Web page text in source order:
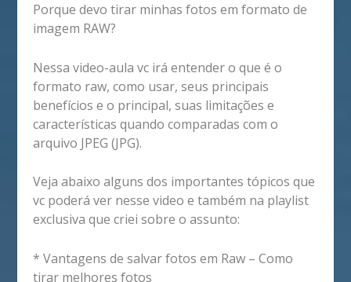
Porque devo tirar minhas fotos em formato de
imagem RAW?
Nessa video-aula vc irá entender o que é o
formato raw, como usar, seus principais
benefícios e o principal, suas limitações e
características quando comparadas com o
arquivo JPEG (JPG).
Veja abaixo alguns dos importantes tópicos que
vc poderá ver nesse video e também na playlist
exclusiva que criei sobre o assunto:
* Vantagens de salvar fotos em Raw – Como
tirar melhores fotos